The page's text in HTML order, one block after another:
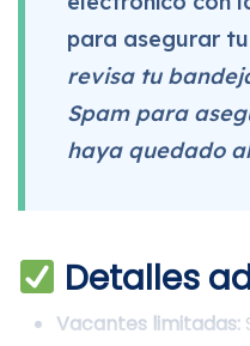
para asegurar
revisa tu
Spam para
haya quedado
Detalles
Vacantes limitadas: